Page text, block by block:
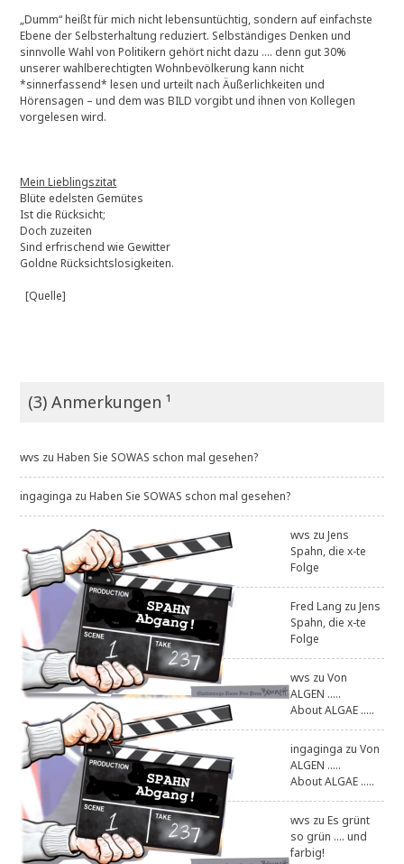
„Dumm“ heißt für mich nicht lebensuntüchtig, sondern auf einfachste
Ebene der Selbsterhaltung reduziert. Selbständiges Denken und
sinnvolle Wahl von Politikern gehört nicht dazu …. denn gut 30%
unserer wahlberechtigten Wohnbevölkerung kann nicht
*sinnerfassend* lesen und urteilt nach Äußerlichkeiten und
Hörensagen – und dem was BILD vorgibt und ihnen von Kollegen
vorgelesen wird.
Mein Lieblingszitat
Blüte edelsten Gemütes
Ist die Rücksicht;
Doch zuzeiten
Sind erfrischend wie Gewitter
Goldne Rücksichtslosigkeiten.
[Quelle]
(3) Anmerkungen ¹
wvs zuHaben Sie SOWAS schon mal gesehen?
ingaginga zuHaben Sie SOWAS schon mal gesehen?
wvs zuJens
Spahn, die x-te
Folge
Fred Lang zuJens
Spahn, die x-te
Folge
wvs zuVon
ALGEN .....
About ALGAE .....
ingaginga zuVon
ALGEN .....
About ALGAE .....
wvs zuEs grünt
so grün .... und
farbig!